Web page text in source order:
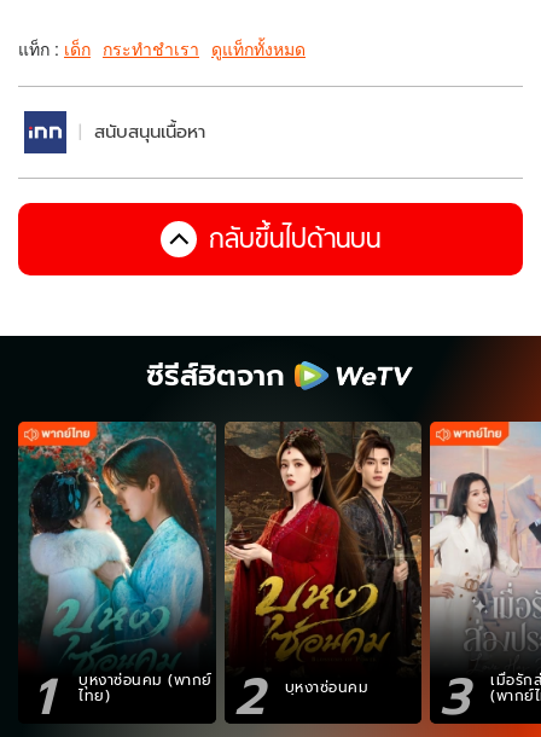
แท็ก : เด็ก กระทำชำเรา ดูแท็กทั้งหมด
สนับสนุนเนื้อหา
กลับขึ้นไปด้านบน
ซีรีส์ฮิตจาก
1 บุหงาซ่อนคม (พากย์
ไทย) 2 บุหงาซ่อนคม 3 เมื่อรัก
(พากย์